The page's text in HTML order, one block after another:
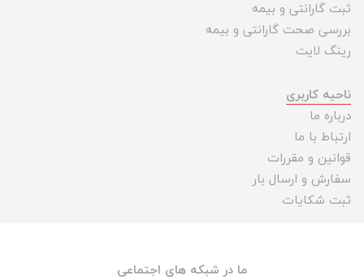
ثبت گارانتی و بیمه
بررسی صحت گارانتی و بیمه
رینگ لایت
ناحیه کاربری
درباره ما
ارتباط با ما
قوانین و مقررات
سفارش و ارسال بار
ثبت شکایات
ما در شبکه های اجتماعی